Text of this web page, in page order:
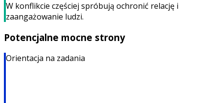
W konflikcie częściej spróbują ochronić relację i
zaangażowanie ludzi.
Potencjalne mocne strony
Orientacja na zadania